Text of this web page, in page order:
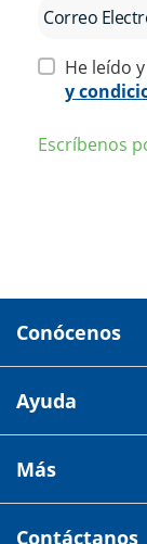
He leído
y
Escríbenos
Conócenos
Av 18 de
Tiendas
Ayuda
Centro de
Más
Contáctanos